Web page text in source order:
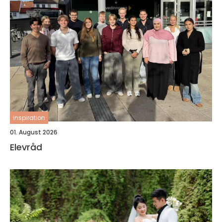
inspiration
01. August 2026
Elevråd